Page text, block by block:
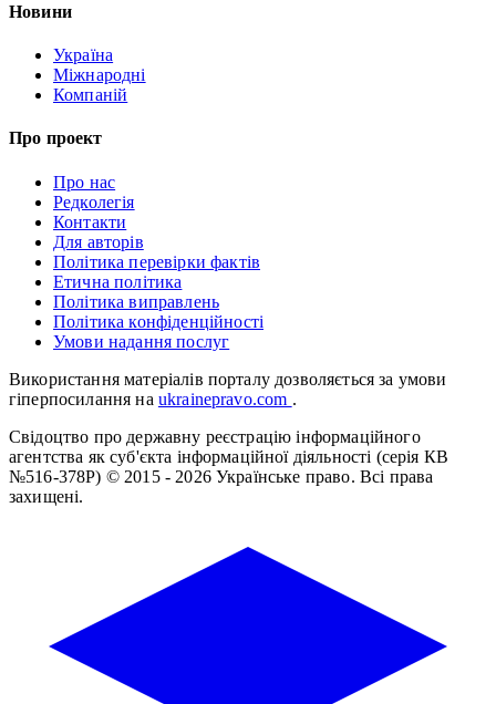
Новини
Україна
Міжнародні
Компаній
Про проект
Про нас
Редколегія
Контакти
Для авторів
Політика перевірки фактів
Етична політика
Політика виправлень
Політика конфіденційності
Умови надання послуг
Використання матеріалів порталу дозволяється за умови
гіперпосилання на ukrainepravo.com .
Свідоцтво про державну реєстрацію інформаційного
агентства як суб'єкта інформаційної діяльності (серія КВ
№516-378Р) © 2015 - 2026 Українське право. Всі права
захищені.